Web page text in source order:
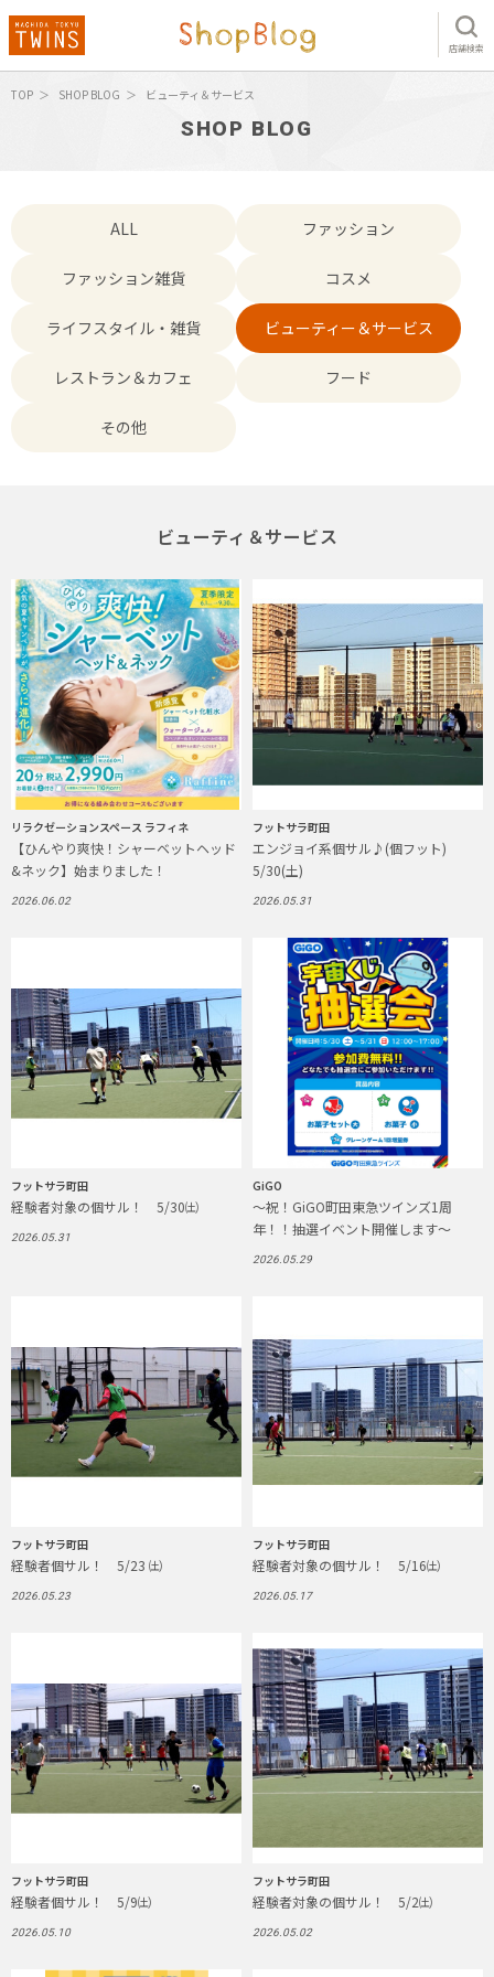
店舗検索
TOP SHOP BLOG ビューティ＆サービス
SHOP BLOG
ALL ファッション
ファッション雑貨 コスメ
ライフスタイル・雑貨 ビューティー＆サービス
レストラン＆カフェ フード
その他
ビューティ＆サービス
リラクゼーションスペース ラフィネ
【ひんやり爽快！シャーベットヘッド
&ネック】始まりました！
2026.06.02
フットサラ町田
エンジョイ系個サル♪(個フット)
5/30(土)
2026.05.31
フットサラ町田
経験者対象の個サル！ 5/30㈯
2026.05.31
GiGO
～祝！GiGO町田東急ツインズ1周
年！！抽選イベント開催します～
2026.05.29
フットサラ町田
経験者個サル！ 5/23 ㈯
2026.05.23
フットサラ町田
経験者対象の個サル！ 5/16㈯
2026.05.17
フットサラ町田
経験者個サル！ 5/9㈯
2026.05.10
フットサラ町田
経験者対象の個サル！ 5/2㈯
2026.05.02